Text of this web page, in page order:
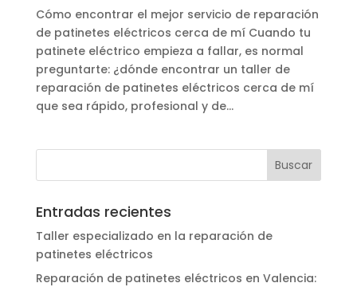
Cómo encontrar el mejor servicio de reparación
de patinetes eléctricos cerca de mí Cuando tu
patinete eléctrico empieza a fallar, es normal
preguntarte: ¿dónde encontrar un taller de
reparación de patinetes eléctricos cerca de mí
que sea rápido, profesional y de...
Entradas recientes
Taller especializado en la reparación de
patinetes eléctricos
Reparación de patinetes eléctricos en Valencia: